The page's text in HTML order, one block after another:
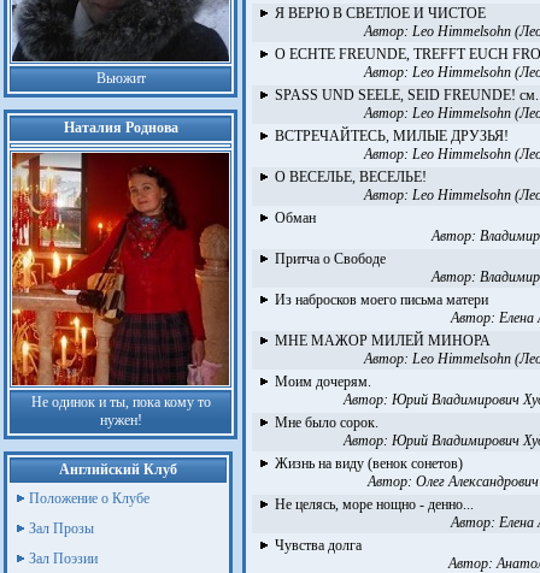
Вьюжит
Наталия Роднова
Не одинок и ты, пока кому то
нужен!
Английский Клуб
Положение о Клубе
Зал Прозы
Зал Поэзии
Я ВЕРЮ В СВЕТЛОЕ И ЧИСТОЕ
Автор: Leo Himmelsohn
O ECHTE FREUNDE, TREFFT EUCH
Автор: Leo Himmelsohn
SPASS UND SEELE, SEID FREUNDE!
Автор: Leo Himmelsohn
ВСТРЕЧАЙТЕСЬ, МИЛЫЕ ДРУЗЬЯ!
Автор: Leo Himmelsohn
О ВЕСЕЛЬЕ, ВЕСЕЛЬЕ!
Автор: Leo Himmelsohn
Обман
Автор:
Притча о Свободе
Автор:
Из набросков моего письма матери
Автор: Елена
МНЕ МАЖОР МИЛЕЙ МИНОРА
Автор: Leo Himmelsohn
Моим дочерям.
Автор: Юрий Владимирович
Мне было сорок.
Автор: Юрий Владимирович
Жизнь на виду (венок сонетов)
Автор: Олег
Не целясь, море нощно - денно...
Автор: Елена
Чувства долга
Автор: